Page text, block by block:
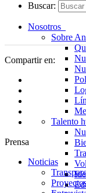
Buscar:
Nosotros
Sobre
Talento
Compartir en:
Prensa
Noticias